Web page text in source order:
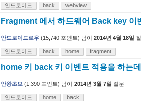
안드로이드 back webview
Fragment 에서 하드웨어 Back key 이
안드로이드로우 (15,740 포인트) 님이 2014년 4월 18일
안드로이드 back home fragment
home 키 back 키 이벤트 적용을 하는
안왕초보 (1,390 포인트) 님이 2014년 3월 7일 질문
안드로이드 home back